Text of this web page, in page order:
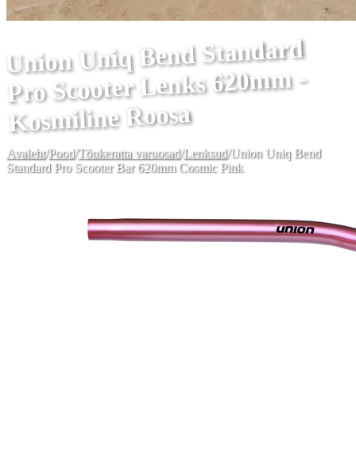
Union Uniq Bend Standard
Pro Scooter Lenks 620mm -
Kosmiline Roosa
Avaleht/Pood/Tõukeratta varuosad/Lenksud/Union Uniq Bend
Standard Pro Scooter Bar 620mm Cosmic Pink